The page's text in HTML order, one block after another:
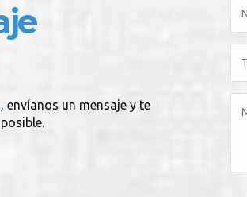
, envíanos un mensaje y te